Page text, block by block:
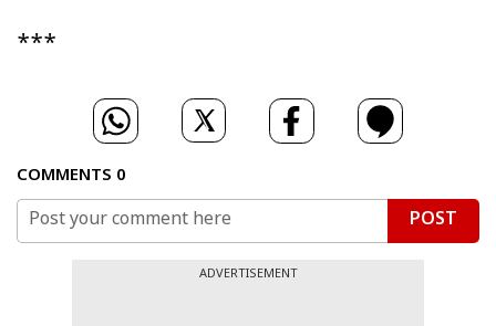
***
COMMENTS 0
POST
ADVERTISEMENT